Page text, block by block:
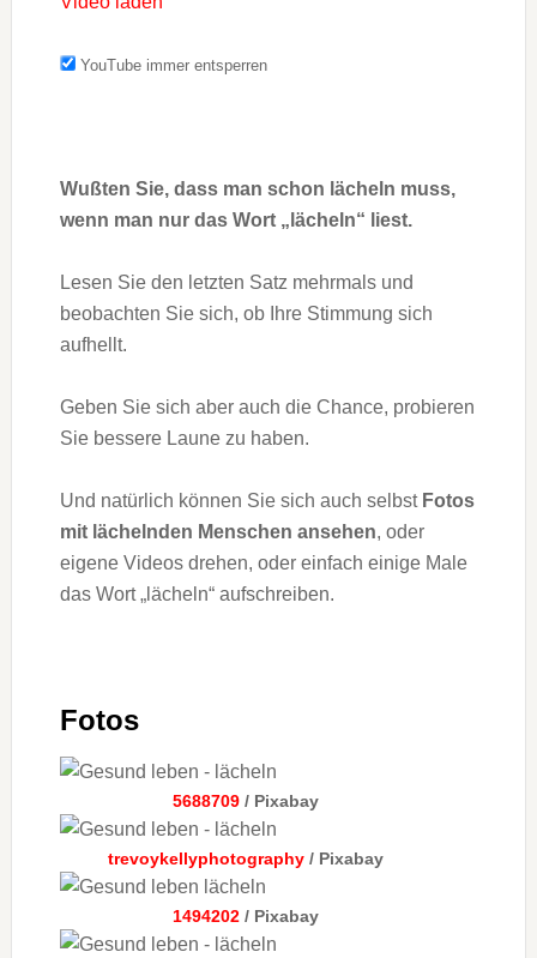
YouTube immer entsperren
Wußten Sie, dass man schon lächeln muss,
wenn man nur das Wort „lächeln“ liest.
Lesen Sie den letzten Satz mehrmals und
beobachten Sie sich, ob Ihre Stimmung sich
aufhellt.
Geben Sie sich aber auch die Chance, probieren
Sie bessere Laune zu haben.
Und natürlich können Sie sich auch selbst Fotos
mit lächelnden Menschen ansehen, oder
eigene Videos drehen, oder einfach einige Male
das Wort „lächeln“ aufschreiben.
Fotos
5688709/ Pixabay
trevoykellyphotography/ Pixabay
1494202/ Pixabay